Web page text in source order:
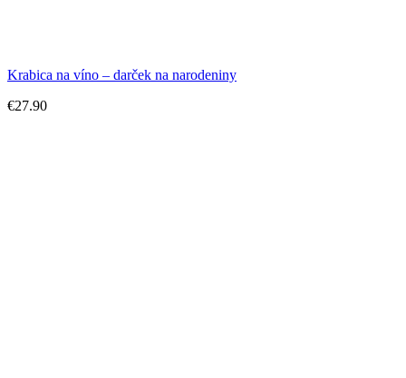
Krabica na víno – darček na narodeniny
€27.90